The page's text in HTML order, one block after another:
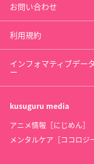
お問い合わせ
利用規約
インフォマティブデー
ー
kusuguru media
アニメ情報［にじめん］
メンタルケア［ココロジー